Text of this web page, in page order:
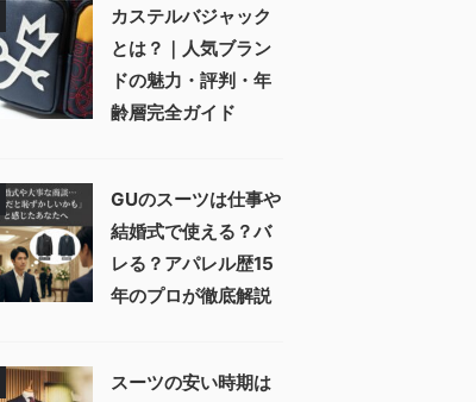
カステルバジャック
とは？｜人気ブラン
ドの魅力・評判・年
齢層完全ガイド
GUのスーツは仕事や
結婚式で使える？バ
レる？アパレル歴15
年のプロが徹底解説
スーツの安い時期は